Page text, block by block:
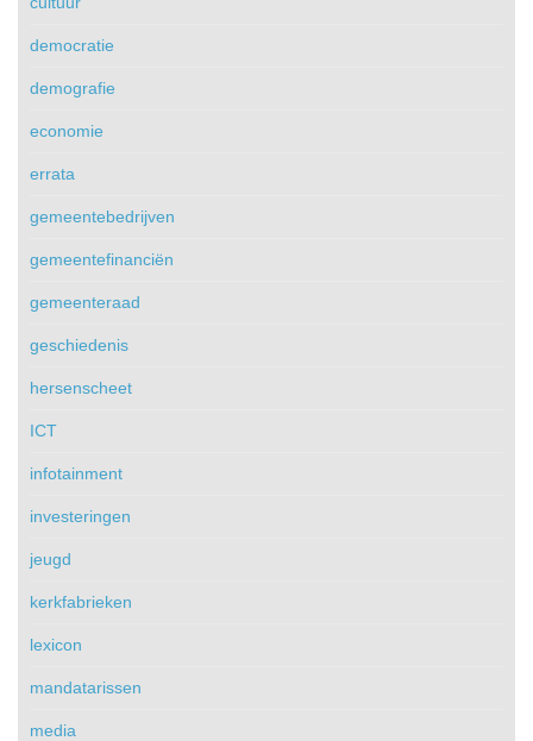
democratie
demografie
economie
errata
gemeentebedrijven
gemeentefinanciën
gemeenteraad
geschiedenis
hersenscheet
ICT
infotainment
investeringen
jeugd
kerkfabrieken
lexicon
mandatarissen
media